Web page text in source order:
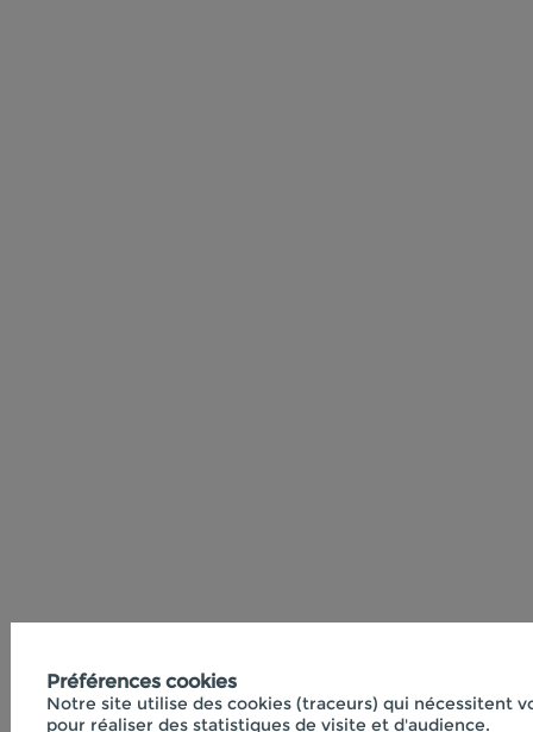
Préférences cookies
Notre site utilise des cookies (traceurs) qui nécessitent
pour réaliser des statistiques de visite et d'audience.